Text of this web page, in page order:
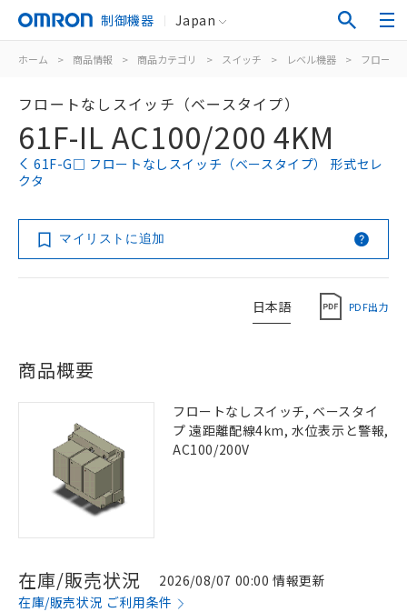
制御機器 Japan
ホーム > 商品情報 > 商品カテゴリ > スイッチ > レベル機器 > フロート
フロートなしスイッチ（ベースタイプ）
61F-IL AC100/200 4KM
61F-G□ フロートなしスイッチ（ベースタイプ） 形式セレ
クタ
マイリストに追加
日本語 PDF出力
商品概要
フロートなしスイッチ, ベースタイ
プ 遠距離配線4km, 水位表示と警報,
AC100/200V
在庫/販売状況
2026/08/07 00:00 情報更新
在庫/販売状況 ご利用条件